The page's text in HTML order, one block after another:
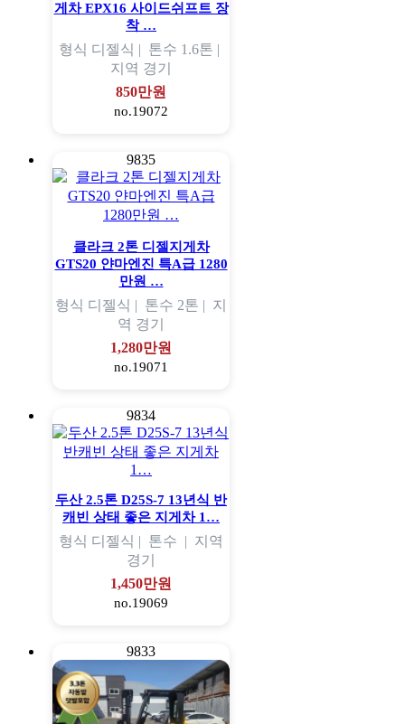
게차 EPX16 사이드쉬프트 장
착 …
형식 디젤식 | 톤수 1.6톤 |
지역 경기
850만원
no.19072
9835
클라크 2톤 디젤지게차
GTS20 얀마엔진 특A급 1280
만원 …
형식 디젤식 | 톤수 2톤 | 지
역 경기
1,280만원
no.19071
9834
두산 2.5톤 D25S-7 13년식 반
캐빈 상태 좋은 지게차 1…
형식 디젤식 | 톤수 | 지역
경기
1,450만원
no.19069
9833